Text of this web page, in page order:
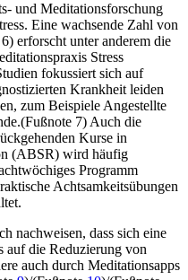
und Meditationsforschung
Eine wachsende Zahl von
erforscht unter anderem die
Stress
fokussiert sich auf
Krankheit leiden
zum Beispiele Angestellte
7) Auch die
Kurse in
(ABSR) wird häufig
Programm
Achtsamkeitsübungen
nachweisen, dass sich eine
auf die Reduzierung von
auch durch Meditationsapps